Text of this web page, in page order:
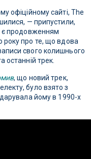
офіційному сайті, The
— припустили,
є продовженням
року про те, що вдова
свого колишнього
останній трек.
, що новий трек,
було взято з
йому в 1990-х